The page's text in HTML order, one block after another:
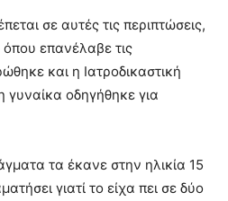
σε αυτές τις περιπτώσεις,
επανέλαβε τις
και η Ιατροδικαστική
γυναίκα οδηγήθηκε για
τα έκανε στην ηλικία 15
γιατί το είχα πει σε δύο